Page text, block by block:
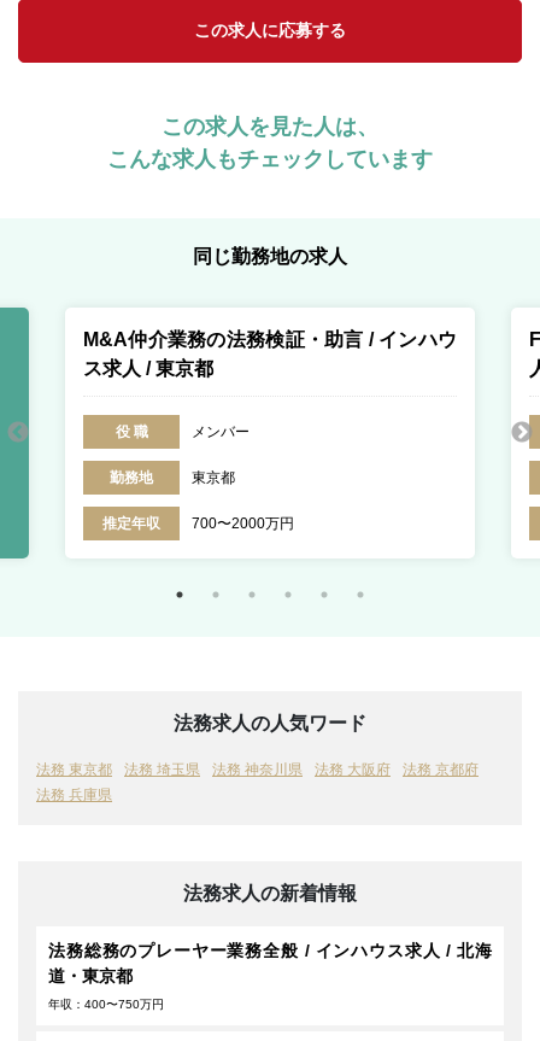
この求人に応募する
この求人を見た人は、
こんな求人もチェックしています
同じ勤務地の求人
M&A仲介業務の法務検証・助言 / インハウ
ス求人 / 東京都
役 職 メンバー
勤務地 東京都
推定年収 700〜2000万円
法務求人の人気ワード
法務 東京都 法務 埼玉県 法務 神奈川県 法務 大阪府
法務 京都府
法務 兵庫県
法務求人の新着情報
法務総務のプレーヤー業務全般 / インハウス求人 / 北海
道・東京都
年収：400〜750万円